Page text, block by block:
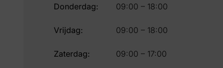
Donderdag: 09:00 – 18:00
Vrijdag: 09:00 – 18:00
Zaterdag: 09:00 – 17:00